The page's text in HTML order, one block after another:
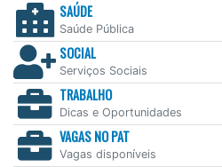
SAÚDE
Saúde Pública
SOCIAL
Serviços Sociais
TRABALHO
Dicas e Oportunidades
VAGAS NO PAT
Vagas disponíveis